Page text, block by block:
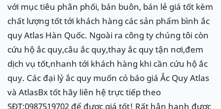
với mục tiêu phân phối, bán buôn, bán lẻ giá tốt kèm
chất lượng tốt tới khách hàng các sản phẩm bình ắc
quy Atlas Hàn Quốc. Ngoài ra công ty chúng tôi còn
cứu hộ ắc quy,câu ắc quy,thay ắc quy tận nơi,đem
dịch vụ tốt,nhanh tới khách hàng khi cần cứu hộ ắc
quy. Các đại lý ắc quy muốn có báo giá Ắc Quy Atlas
và AtlasBx tốt hãy liên hệ trực tiếp theo
SĐT:0987519702 để được giá tốt! Rất hân hạnh được